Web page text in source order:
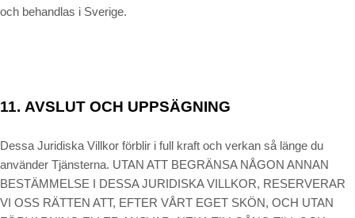
och behandlas i Sverige.
11. AVSLUT OCH UPPSÄGNING
Dessa Juridiska Villkor förblir i full kraft och verkan så länge du
använder Tjänsterna. UTAN ATT BEGRÄNSA NÅGON ANNAN
BESTÄMMELSE I DESSA JURIDISKA VILLKOR, RESERVERAR
VI OSS RÄTTEN ATT, EFTER VÅRT EGET SKÖN, OCH UTAN